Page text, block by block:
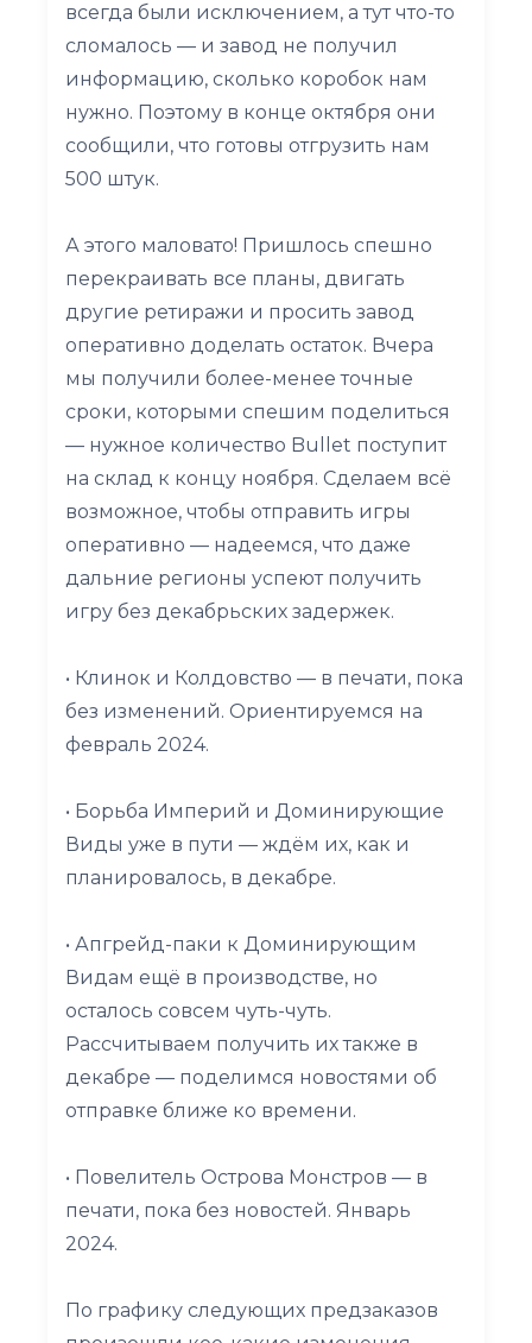
всегда были исключением, а тут что-то
сломалось — и завод не получил
информацию, сколько коробок нам
нужно. Поэтому в конце октября они
сообщили, что готовы отгрузить нам
500 штук.
А этого маловато! Пришлось спешно
перекраивать все планы, двигать
другие ретиражи и просить завод
оперативно доделать остаток. Вчера
мы получили более-менее точные
сроки, которыми спешим поделиться
— нужное количество Bullet поступит
на склад к концу ноября. Сделаем всё
возможное, чтобы отправить игры
оперативно — надеемся, что даже
дальние регионы успеют получить
игру без декабрьских задержек.
• Клинок и Колдовство — в печати, пока
без изменений. Ориентируемся на
февраль 2024.
• Борьба Империй и Доминирующие
Виды уже в пути — ждём их, как и
планировалось, в декабре.
• Апгрейд-паки к Доминирующим
Видам ещё в производстве, но
осталось совсем чуть-чуть.
Рассчитываем получить их также в
декабре — поделимся новостями об
отправке ближе ко времени.
• Повелитель Острова Монстров — в
печати, пока без новостей. Январь
2024.
По графику следующих предзаказов